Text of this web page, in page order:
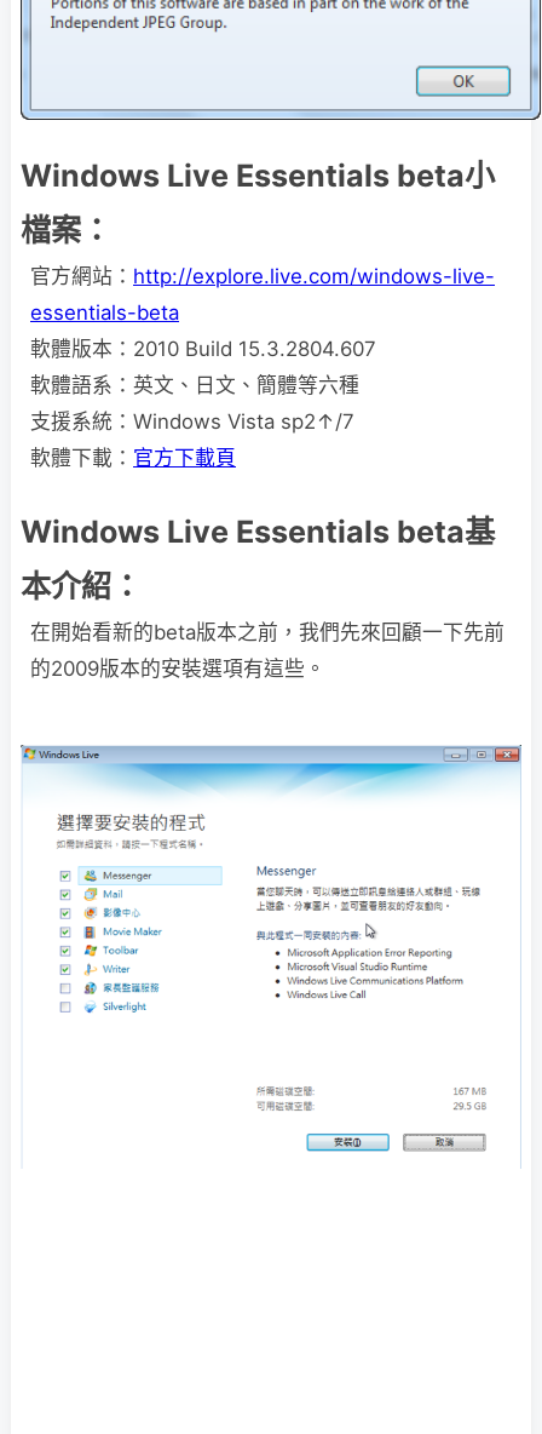
Windows Live Essentials beta小
檔案：
官方網站： http://explore.live.com/windows-live-
essentials-beta
軟體版本：2010 Build 15.3.2804.607
軟體語系：英文、日文、簡體等六種
支援系統：Windows Vista sp2↑/7
軟體下載： 官方下載頁
Windows Live Essentials beta基
本介紹：
在開始看新的beta版本之前，我們先來回顧一下先前
的2009版本的安裝選項有這些。